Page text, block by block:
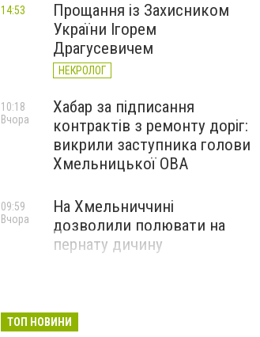
Прощання із Захисником
України Ігорем
Драгусевичем
НЕКРОЛОГ
14:53
Хабар за підписання
контрактів з ремонту доріг:
викрили заступника голови
Хмельницької ОВА
10:18
Вчора
На Хмельниччині
дозволили полювати на
пернату дичину
09:59
Вчора
ТОП НОВИНИ